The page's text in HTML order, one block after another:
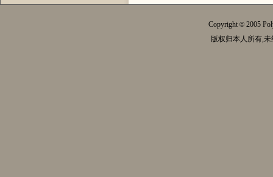
Copyright© 2005
版权归本人所有,